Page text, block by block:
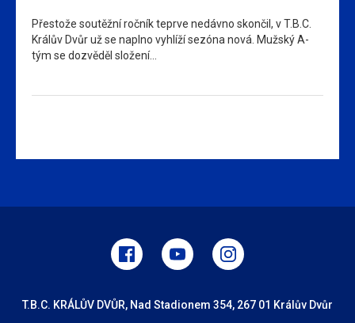
Přestože soutěžní ročník teprve nedávno skončil, v T.B.C.
Králův Dvůr už se naplno vyhlíží sezóna nová. Mužský A-
tým se dozvěděl složení…
T.B.C. KRÁLŮV DVŮR, Nad Stadionem 354, 267 01 Králův Dvůr